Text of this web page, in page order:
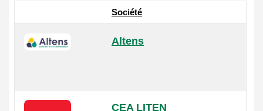
Société
Altens
CEA LITEN